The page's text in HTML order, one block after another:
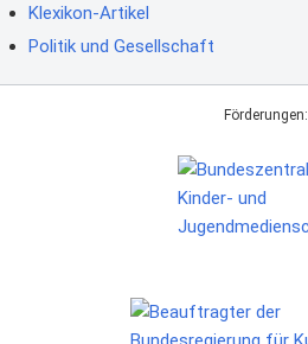
Klexikon-Artikel
Politik und Gesellschaft
Förderungen: